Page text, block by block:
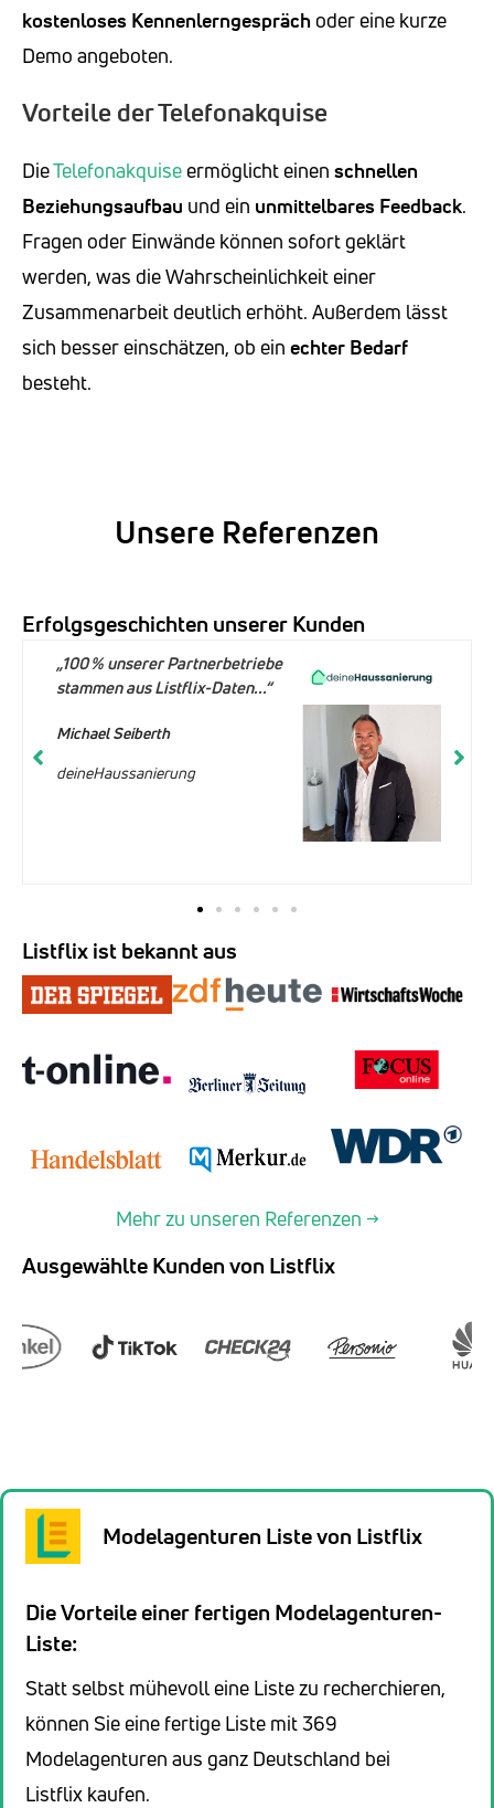
kostenloses Kennenlerngesprächoder eine kurze
Demo angeboten.
Vorteile der Telefonakquise
DieTelefonakquise ermöglicht einen schnellen
Beziehungsaufbau und ein unmittelbares Feedback.
Fragen oder Einwände können sofort geklärt
werden, was die Wahrscheinlichkeit einer
Zusammenarbeit deutlich erhöht. Außerdem lässt
sich besser einschätzen, ob ein echter Bedarf
besteht.
Unsere Referenzen
Erfolgsgeschichten unserer Kunden
„100 % unserer Partnerbetriebe
stammen aus Listflix-Daten...“
Michael Seiberth
deineHaussanierung
Listflix ist bekannt aus
Mehr zu unseren Referenzen →
Ausgewählte Kunden von Listflix
Modelagenturen Liste von Listflix
Die Vorteile einer fertigen Modelagenturen-
Liste:
Statt selbst mühevoll eine Liste zu recherchieren,
können Sie eine fertige Liste mit 369
Modelagenturen aus ganz Deutschland bei
Listflix kaufen.